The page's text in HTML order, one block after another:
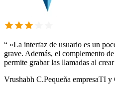
“ «La interfaz de usuario es un
grave. Además, el complemento
permite grabar las llamadas al
Vrushabh C.Pequeña empresaTI y